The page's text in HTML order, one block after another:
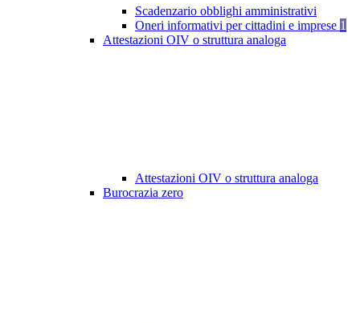
Scadenzario obblighi amministrativi
Oneri informativi per cittadini e imprese 1
Attestazioni OIV o struttura analoga
Attestazioni OIV o struttura analoga
Burocrazia zero